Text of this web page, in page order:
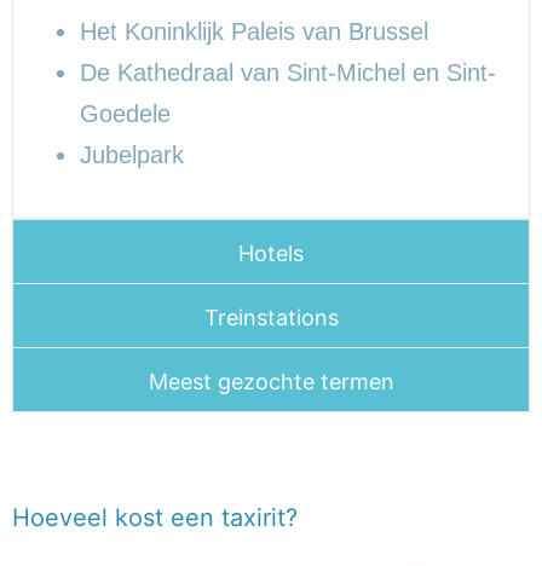
Het Koninklijk Paleis van Brussel
De Kathedraal van Sint-Michel en Sint-
Goedele
Jubelpark
Hotels
Treinstations
Meest gezochte termen
Hoeveel kost een taxirit?